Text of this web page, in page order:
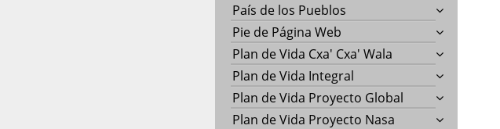
País de los Pueblos
Pie de Página Web
Plan de Vida Cxa' Cxa' Wala
Plan de Vida Integral
Plan de Vida Proyecto Global
Plan de Vida Proyecto Nasa